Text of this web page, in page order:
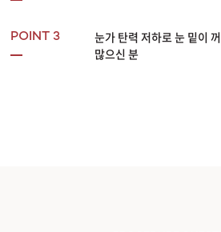
POINT 3
눈가 탄력 저하로 눈 밑이
많으신 분